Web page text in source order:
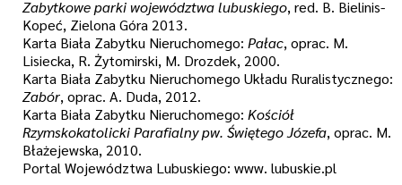
Zabytkowe parki województwa lubuskiego, red. B. Bielinis-
Kopeć, Zielona Góra 2013.
Karta Biała Zabytku Nieruchomego: Pałac, oprac. M.
Lisiecka, R. Żytomirski, M. Drozdek, 2000.
Karta Biała Zabytku Nieruchomego Układu Ruralistycznego:
Zabór, oprac. A. Duda, 2012.
Karta Biała Zabytku Nieruchomego: Kościół
Rzymskokatolicki Parafialny pw. Świętego Józefa, oprac. M.
Błażejewska, 2010.
Portal Województwa Lubuskiego: www. lubuskie.pl